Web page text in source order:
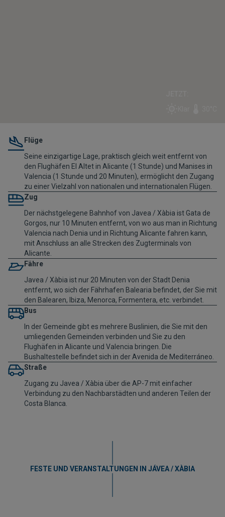
Flüge
Seine einzigartige Lage, praktisch gleich weit entfernt von
den Flughäfen El Altet in Alicante (1 Stunde) und Manises in
Valencia (1 Stunde und 20 Minuten), ermöglicht den Zugang
zu einer Vielzahl von nationalen und internationalen Flügen.
Zug
Der nächstgelegene Bahnhof von Javea / Xàbia ist Gata de
Gorgos, nur 10 Minuten entfernt, von wo aus man in Richtung
Valencia nach Denia und in Richtung Alicante fahren kann,
mit Anschluss an alle Strecken des Zugterminals von
Alicante
Fähre
Javea / Xàbia ist nur 20 Minuten von der Stadt Denia
entfernt, wo sich der Fährhafen Balearia befindet, der Sie mit
den Balearen, Ibiza, Menorca, Formentera, etc. verbindet.
Bus
In der Gemeinde gibt es mehrere Buslinien, die Sie mit den
umliegenden Gemeinden verbinden und Sie zu den
Flughäfen in Alicante und Valencia bringen. Die
Bushaltestelle befindet sich in der Avenida de Mediterráneo.
Straße
Zugang zu Javea / Xàbia über die AP-7 mit einfacher
Verbindung zu den Nachbarstädten und anderen Teilen der
Costa Blanca.
FESTE UND VERANSTALTUNGEN IN JÁVEA / XÀBIA